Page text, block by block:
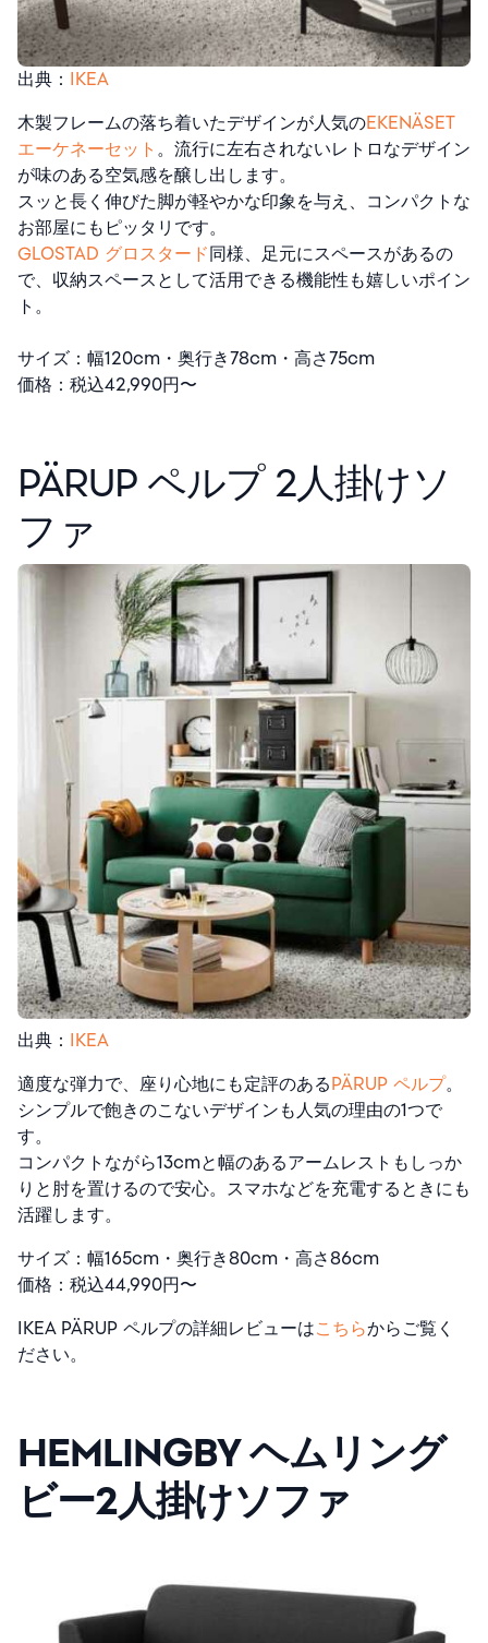
出典： IKEA
木製フレームの落ち着いたデザインが人気のEKENÄSET
エーケネーセット 。流行に左右されないレトロなデザイン
が味のある空気感を醸し出します。
スッと長く伸びた脚が軽やかな印象を与え、コンパクトな
お部屋にもピッタリです。
GLOSTAD グロスタード同様、足元にスペースがあるの
で、収納スペースとして活用できる機能性も嬉しいポイン
ト。
サイズ：幅120cm・奥行き78cm・高さ75cm
価格：税込42,990円〜
PÄRUP ペルプ 2人掛けソ
ファ
出典： IKEA
適度な弾力で、座り心地にも定評のあるPÄRUP ペルプ。
シンプルで飽きのこないデザインも人気の理由の1つで
す。
コンパクトながら13cmと幅のあるアームレストもしっか
りと肘を置けるので安心。スマホなどを充電するときにも
活躍します。
サイズ：幅165cm・奥行き80cm・高さ86cm
価格：税込44,990円〜
IKEA PÄRUP ペルプの詳細レビューはこちらからご覧く
ださい。
HEMLINGBY ヘムリング
ビー2人掛けソファ